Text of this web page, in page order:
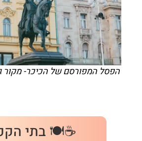
הפסל המפורסם של הכיכר- מקור
☕🍽️ בתי